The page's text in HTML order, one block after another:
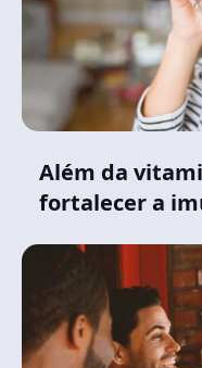
Além da
fortalecer a